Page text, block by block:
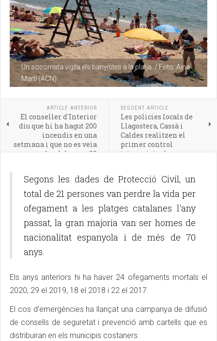
Un socorrista vigila els banyistes a la platja. / Foto: Aina
Martí (ACN)
ARTICLE ANTERIOR
El conseller d'Interior
diu que hi ha hagut 200
incendis en una
setmana i que no es veia
des dels anys 90
SEGÜENT ARTICLE
Les policies locals de
Llagostera, Cassà i
Caldes realitzen el
primer control
trimunicipal
Segons les dades de Protecció Civil, un
total de 21 persones van perdre la vida per
ofegament a les platges catalanes l'any
passat, la gran majoria van ser homes de
nacionalitat espanyola i de més de 70
anys.
Els anys anteriors hi ha haver 24 ofegaments mortals el
2020, 29 el 2019, 18 el 2018 i 22 el 2017.
El cos d'emergències ha llançat una campanya de difusió
de consells de seguretat i prevenció amb cartells que es
distribuiran en els municipis costaners.